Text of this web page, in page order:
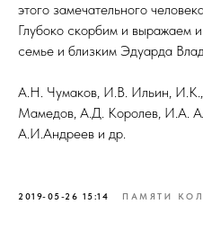
этого замечательного
Глубоко скорбим и выражаем
семье и близким Эдуарда
А.Н. Чумаков, И.В. Ильин,
Мамедов, А.Д. Королев, И.А.
А.И.Андреев и др.
2019-05-26 15:14 ПАМЯТИ